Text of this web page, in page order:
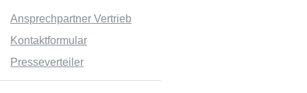
Ansprechpartner Vertrieb
Kontaktformular
Presseverteiler